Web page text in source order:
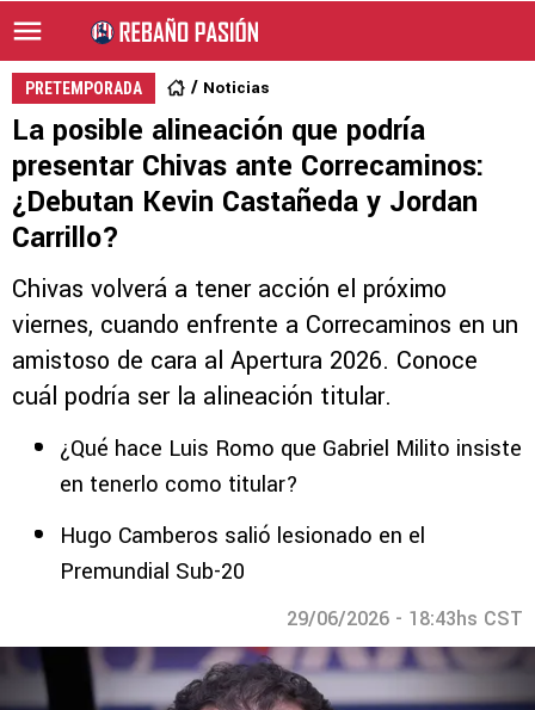
PRETEMPORADA Noticias
La posible alineación que podría
presentar Chivas ante Correcaminos:
¿Debutan Kevin Castañeda y Jordan
Carrillo?
Chivas volverá a tener acción el próximo
viernes, cuando enfrente a Correcaminos en un
amistoso de cara al Apertura 2026. Conoce
cuál podría ser la alineación titular.
¿Qué hace Luis Romo que Gabriel Milito insiste
en tenerlo como titular?
Hugo Camberos salió lesionado en el
Premundial Sub-20
29/06/2026 - 18:43hs CST